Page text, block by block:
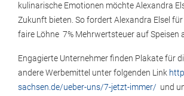
kulinarische Emotionen möchte Alexandra
Zukunft bieten. So fordert Alexandra Elsel für
faire Löhne 7% Mehrwertsteuer auf Speisen
Engagierte Unternehmer finden Plakate für
andere Werbemittel unter folgenden Link
sachsen.de/ueber-uns/7-jetzt-immer/ und